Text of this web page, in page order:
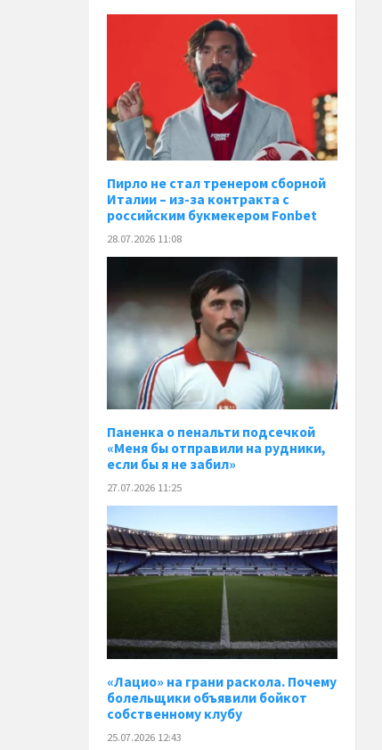
Пирло не стал тренером сборной
Италии – из-за контракта с
российским букмекером Fonbet
28.07.2026 11:08
Паненка o пенальти подсечкой
«Меня бы отправили на рудники,
если бы я не забил»
27.07.2026 11:25
«Лацио» на грани раскола. Почему
болельщики объявили бойкот
собственному клубу
25.07.2026 12:43